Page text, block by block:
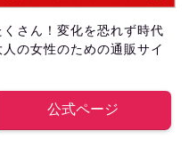
さん！変化を恐れず時代
の女性のための通販サイ
公式ページ